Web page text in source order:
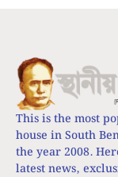
This is the most
house in South
the year 2008.
latest news,